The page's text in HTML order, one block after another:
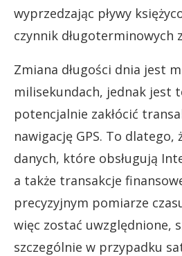
wyprzedzając pływy
czynnik długoterminowych
Zmiana długości dnia jest
milisekundach, jednak jest
potencjalnie zakłócić
nawigację GPS. To dlatego,
danych, które obsługują
a także transakcje
precyzyjnym pomiarze
więc zostać uwzględnione,
szczególnie w przypadku